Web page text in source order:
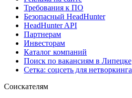
Требования к ПО
Безопасный HeadHunter
HeadHunter API
Партнерам
Инвесторам
Каталог компаний
Поиск по вакансиям в Липецке
Сетка: соцсеть для нетворкинга
Соискателям